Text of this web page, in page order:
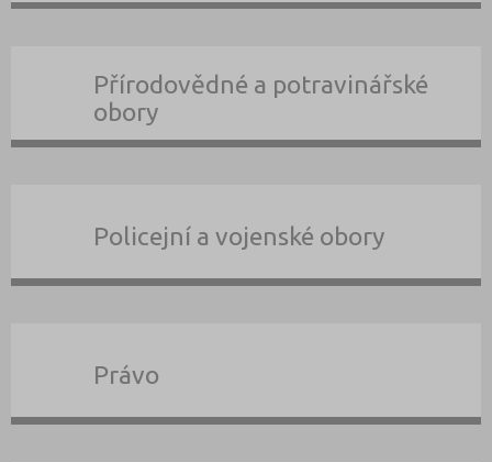
Přírodovědné a potravinářské
obory
Policejní a vojenské obory
Právo